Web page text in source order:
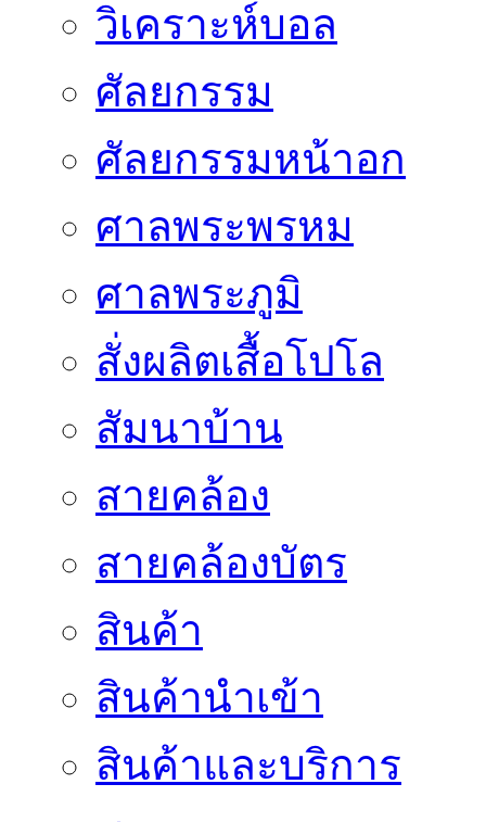
วิเคราะห์บอล
ศัลยกรรม
ศัลยกรรมหน้าอก
ศาลพระพรหม
ศาลพระภูมิ
สั่งผลิตเสื้อโปโล
สัมนาบ้าน
สายคล้อง
สายคล้องบัตร
สินค้า
สินค้านำเข้า
สินค้าและบริการ